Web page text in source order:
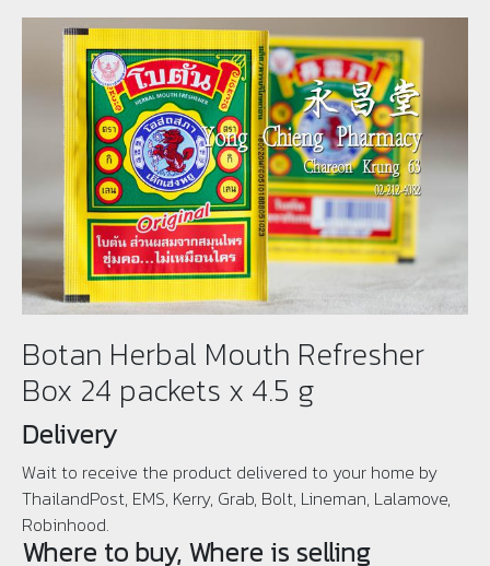
Botan Herbal Mouth Refresher
Box 24 packets x 4.5 g
Delivery
Wait to receive the product delivered to your home by
ThailandPost, EMS, Kerry, Grab, Bolt, Lineman, Lalamove,
Robinhood.
Where to buy, Where is selling